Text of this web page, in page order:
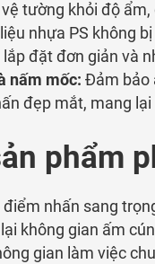
tường khỏi độ
nhựa PS không
lắp đặt đơn giản và
nấm mốc: Đảm bảo
đẹp mắt, mang
phẩm
điểm nhấn sang
không gian ấm
gian làm việc